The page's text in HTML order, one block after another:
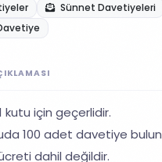
Sünnet Davetiyeleri
kutu için geçerlidir.
100 adet davetiye
dahil değildir.